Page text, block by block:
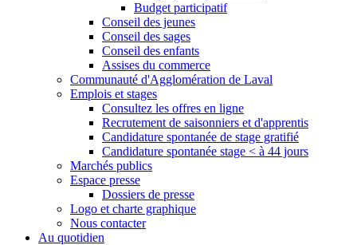
Budget participatif
Conseil des jeunes
Conseil des sages
Conseil des enfants
Assises du commerce
Communauté d'Agglomération de Laval
Emplois et stages
Consultez les offres en ligne
Recrutement de saisonniers et d'apprentis
Candidature spontanée de stage gratifié
Candidature spontanée stage < à 44 jours
Marchés publics
Espace presse
Dossiers de presse
Logo et charte graphique
Nous contacter
Au quotidien